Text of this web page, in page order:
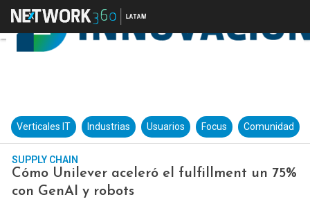
Verticales IT Industrias Usuarios Focus Comunidad
SUPPLY CHAIN
Cómo Unilever aceleró el fulfillment un 75%
con GenAI y robots